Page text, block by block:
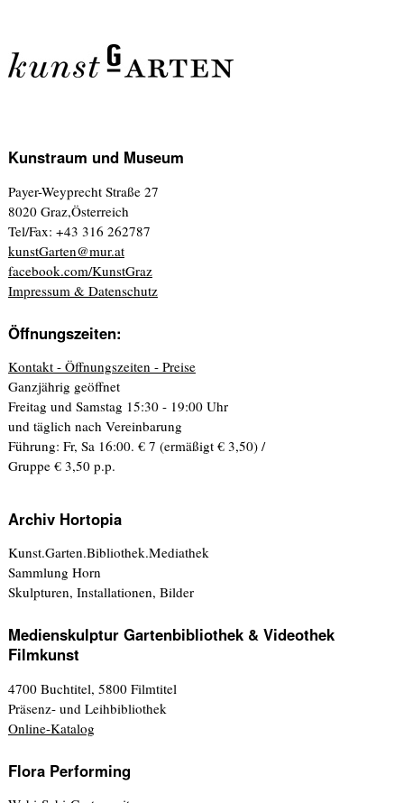
Kunstraum und Museum
Payer-Weyprecht Straße 27
8020 Graz,Österreich
Tel/Fax: +43 316 262787
kunstGarten@mur.at
facebook.com/KunstGraz
Impressum & Datenschutz
Öffnungszeiten:
Kontakt - Öffnungszeiten - Preise
Ganzjährig geöffnet
Freitag und Samstag 15:30 - 19:00 Uhr
und täglich nach Vereinbarung
Führung: Fr, Sa 16:00. € 7 (ermäßigt € 3,50) /
Gruppe € 3,50 p.p.
Archiv Hortopia
Kunst.Garten.Bibliothek.Mediathek
Sammlung Horn
Skulpturen, Installationen, Bilder
Medienskulptur Gartenbibliothek & Videothek
Filmkunst
4700 Buchtitel, 5800 Filmtitel
Präsenz- und Leihbibliothek
Online-Katalog
Flora Performing